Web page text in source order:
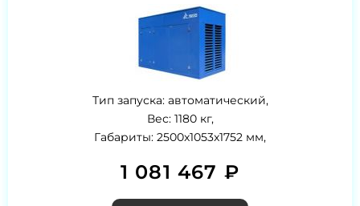
Тип запуска: автоматический,
Вес: 1180 кг,
Габариты: 2500x1053x1752 мм,
1 081 467 ₽